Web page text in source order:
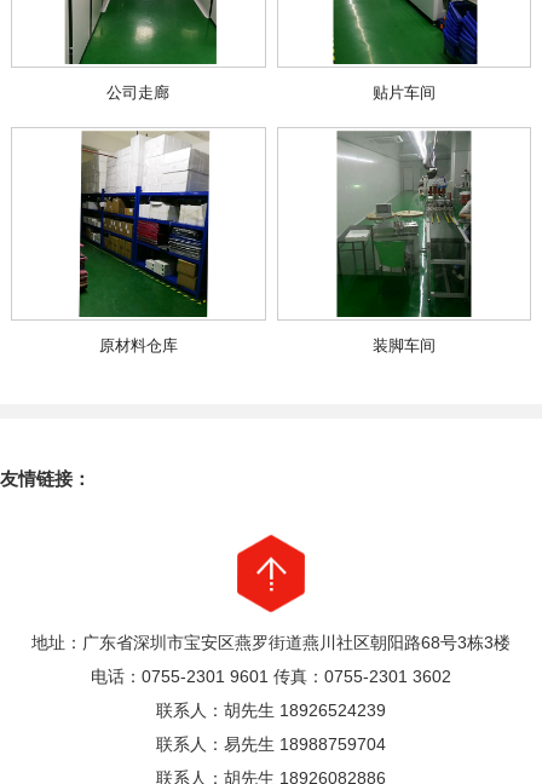
公司走廊 贴片车间
原材料仓库 装脚车间
友情链接：
地址：广东省深圳市宝安区燕罗街道燕川社区朝阳路68号3栋3楼
电话：0755-2301 9601 传真：0755-2301 3602
联系人：胡先生 18926524239
联系人：易先生 18988759704
联系人：胡先生 18926082886